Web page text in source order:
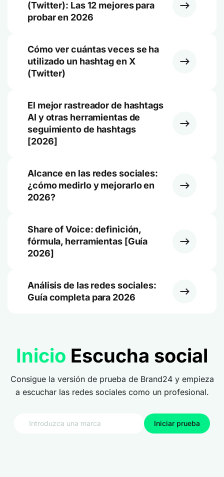
(Twitter): Las 12 mejores para
probar en 2026
Cómo ver cuántas veces se ha
utilizado un hashtag en X
(Twitter)
El mejor rastreador de hashtags
AI y otras herramientas de
seguimiento de hashtags
[2026]
Alcance en las redes sociales:
¿cómo medirlo y mejorarlo en
2026?
Share of Voice: definición,
fórmula, herramientas [Guía
2026]
Análisis de las redes sociales:
Guía completa para 2026
Inicio Escucha social
Consigue la versión de prueba de Brand24 y empieza
a escuchar las redes sociales como un profesional.
Iniciar prueba